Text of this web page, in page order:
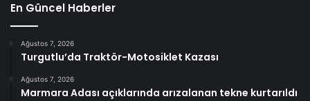
En Güncel Haberler
Ağustos 7, 2026
Turgutlu’da Traktör-Motosiklet Kazası
Ağustos 7, 2026
Marmara Adası açıklarında arızalanan tekne kurtarıldı